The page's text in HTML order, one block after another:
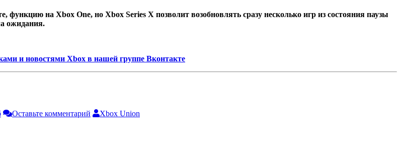
на Xbox One, но Xbox Series X позволит возобновлять сразу несколько игр из состояния паузы
ожидания.
и новостями Xbox в нашей группе Вконтакте
Оставьте комментарий
Xbox Union